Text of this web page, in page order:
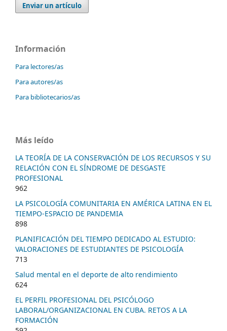
Enviar un artículo
Información
Para lectores/as
Para autores/as
Para bibliotecarios/as
Más leído
LA TEORÍA DE LA CONSERVACIÓN DE LOS RECURSOS Y SU
RELACIÓN CON EL SÍNDROME DE DESGASTE
PROFESIONAL
962
LA PSICOLOGÍA COMUNITARIA EN AMÉRICA LATINA EN EL
TIEMPO-ESPACIO DE PANDEMIA
898
PLANIFICACIÓN DEL TIEMPO DEDICADO AL ESTUDIO:
VALORACIONES DE ESTUDIANTES DE PSICOLOGÍA
713
Salud mental en el deporte de alto rendimiento
624
EL PERFIL PROFESIONAL DEL PSICÓLOGO
LABORAL/ORGANIZACIONAL EN CUBA. RETOS A LA
FORMACIÓN